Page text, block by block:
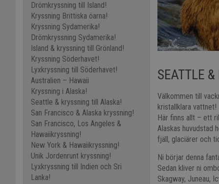
Drömkryssning till Island!
Kryssning Brittiska öarna!
Kryssning Sydamerika!
Drömkryssning Sydamerika!
Island & kryssning till Grönland!
Kryssning Söderhavet!
Lyxkryssning till Söderhavet!
Australien – Hawaii
Kryssning i Alaska!
Seattle & kryssning till Alaska!
San Francisco & Alaska kryssning!
San Francisco, Los Angeles &
Hawaiikryssning!
New York & Hawaiikryssning!
Unik Jordenrunt kryssning!
Lyxkryssning till Indien och Sri
Lanka!
SEATTLE
Välkommen till
kristallklara vattnet!
Här finns allt – ett
Alaskas huvudstad
fjäll, glaciärer och
Ni börjar denna
Sedan kliver ni
Skagway, Juneau,